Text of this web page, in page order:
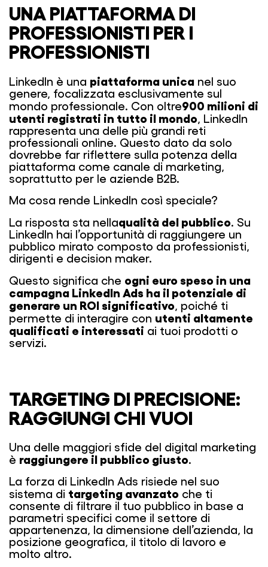
UNA PIATTAFORMA DI
PROFESSIONISTI PER I
PROFESSIONISTI
LinkedIn è una piattaforma unica nel suo
genere, focalizzata esclusivamente sul
mondo professionale. Con oltre900 milioni di
utenti registrati in tutto il mondo, LinkedIn
rappresenta una delle più grandi reti
professionali online. Questo dato da solo
dovrebbe far riflettere sulla potenza della
piattaforma come canale di marketing,
soprattutto per le aziende B2B.
Ma cosa rende LinkedIn così speciale?
La risposta sta nellaqualità del pubblico. Su
LinkedIn hai l’opportunità di raggiungere un
pubblico mirato composto da professionisti,
dirigenti e decision maker.
Questo significa che ogni euro speso in una
campagna LinkedIn Ads ha il potenziale di
generare un ROI significativo, poiché ti
permette di interagire con utenti altamente
qualificati e interessati ai tuoi prodotti o
servizi.
TARGETING DI PRECISIONE:
RAGGIUNGI CHI VUOI
Una delle maggiori sfide del digital marketing
è raggiungere il pubblico giusto.
La forza di LinkedIn Ads risiede nel suo
sistema di targeting avanzato che ti
consente di filtrare il tuo pubblico in base a
parametri specifici come il settore di
appartenenza, la dimensione dell’azienda, la
posizione geografica, il titolo di lavoro e
molto altro.